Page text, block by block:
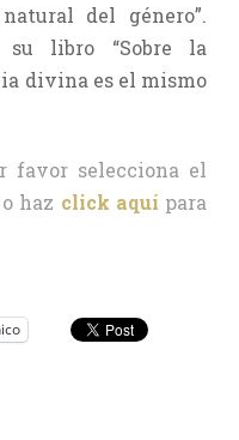
del género”.
libro “Sobre la
divina es el mismo
favor selecciona el
o haz click aquí para